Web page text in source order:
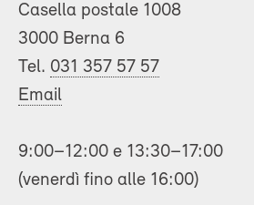
Casella postale 1008
3000 Berna 6
Tel. 031 357 57 57
Email
9:00–12:00 e 13:30–17:00
(venerdì fino alle 16:00)